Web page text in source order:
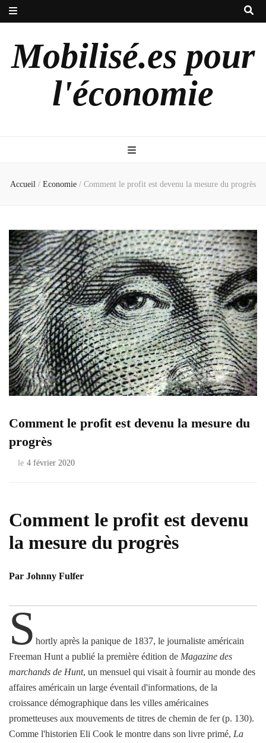
Mobilisé.es pour
l'économie
Accueil / Economie / Comment le profit est devenu la mesure du progrès
Comment le profit est devenu la mesure du
progrès
le 4 février 2020
Comment le profit est devenu
la mesure du progrès
Par Johnny Fulfer
S hortly après la panique de 1837, le journaliste américain
Freeman Hunt a publié la première édition de Magazine des
marchands de Hunt, un mensuel qui visait à fournir au monde des
affaires américain un large éventail d'informations, de la
croissance démographique dans les villes américaines
prometteuses aux mouvements de titres de chemin de fer (p. 130).
Comme l'historien Eli Cook le montre dans son livre primé, La